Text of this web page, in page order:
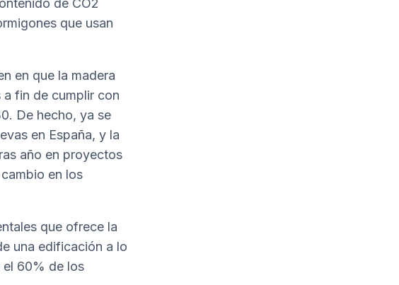
de CO2
que usan
en que la madera
a fin de cumplir con
De hecho, ya se
en España, y la
año en proyectos
en los
que ofrece la
una edificación a lo
el 60% de los